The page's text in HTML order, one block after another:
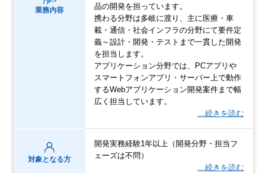
業務内容
品の開発を担っています。
携わる分野は多岐に渡り、主に医療・車
載・通信・社会インフラの分野にて要件定
義～設計・開発・テストまで一貫した開発
を担当します。
アプリケーション分野では、PCアプリや
スマートフォンアプリ・サーバー上で動作
するWebアプリケーション開発案件まで幅
広く担当しています。
…続きを読む
対象となる方
開発実務経験1年以上（開発分野・担当フ
ェーズは不問）
…続きを読む